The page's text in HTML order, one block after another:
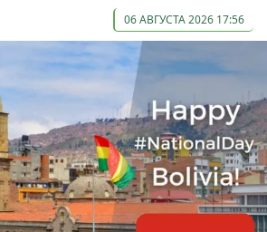
06 АВГУСТА 2026 17:56